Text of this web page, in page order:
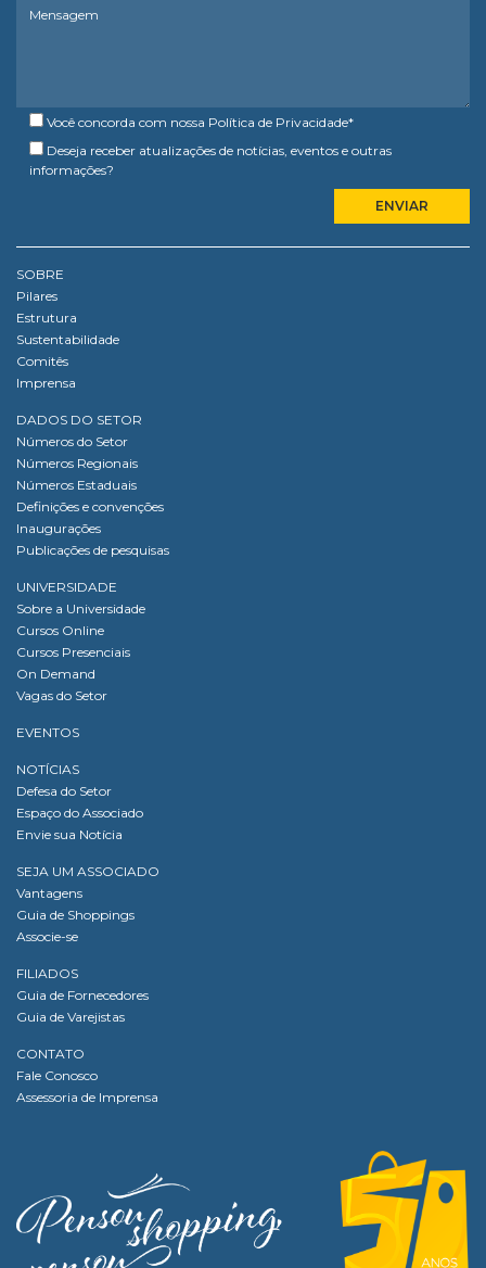
Você concorda com nossa Política de Privacidade*
Deseja receber atualizações de notícias, eventos e outras
informações?
SOBRE
Pilares
Estrutura
Sustentabilidade
Comitês
Imprensa
DADOS DO SETOR
Números do Setor
Números Regionais
Números Estaduais
Definições e convenções
Inaugurações
Publicações de pesquisas
UNIVERSIDADE
Sobre a Universidade
Cursos Online
Cursos Presenciais
On Demand
Vagas do Setor
EVENTOS
NOTÍCIAS
Defesa do Setor
Espaço do Associado
Envie sua Notícia
SEJA UM ASSOCIADO
Vantagens
Guia de Shoppings
Associe-se
FILIADOS
Guia de Fornecedores
Guia de Varejistas
CONTATO
Fale Conosco
Assessoria de Imprensa